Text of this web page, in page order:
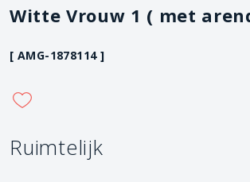
Witte Vrouw 1 ( met
[ AMG-1878114 ]
Ruimtelijk